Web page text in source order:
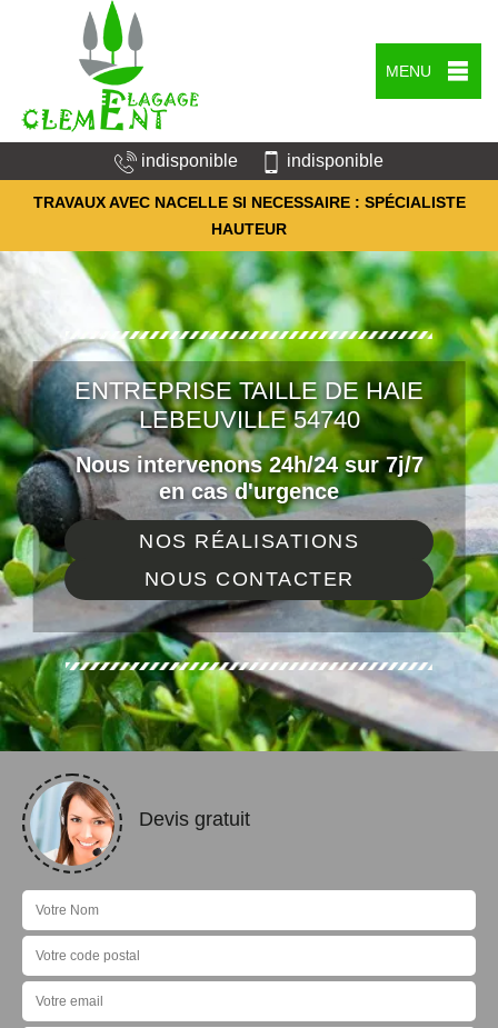
MENU
indisponible indisponible
TRAVAUX AVEC NACELLE SI NECESSAIRE : SPÉCIALISTE
HAUTEUR
ENTREPRISE TAILLE DE HAIE
LEBEUVILLE 54740
Nous intervenons 24h/24 sur 7j/7
en cas d'urgence
NOS RÉALISATIONS
NOUS CONTACTER
Devis gratuit